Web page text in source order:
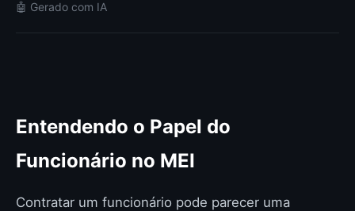
🤖 Gerado com IA
Entendendo o Papel do
Funcionário no MEI
Contratar um funcionário pode parecer uma